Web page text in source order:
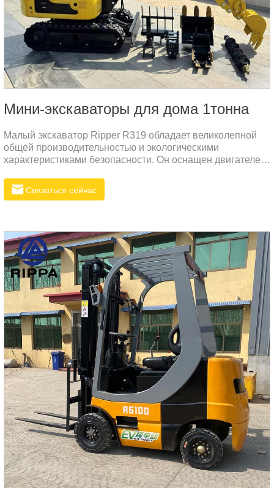
Мини-экскаваторы для дома 1тонна
Малый экскаватор Ripper R319 обладает великолепной
общей производительностью и экологическими
характеристиками безопасности. Он оснащен двигателем
мощность при снижении потребления электроэнергии и
выбросов, а также экологических стандартов
безопасной в узких рабочих условиях. Эти элементы
делают R319 эффективным, экологически приятным и
простым в эксплуатации экскаватором.
Связаться сейчас